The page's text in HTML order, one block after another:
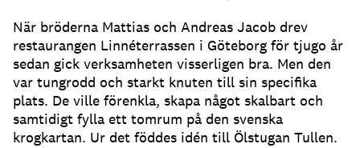
När bröderna Mattias och Andreas Jacob drev
restaurangen Linnéterrassen i Göteborg för tjugo år
sedan gick verksamheten visserligen bra. Men den
var tungrodd och starkt knuten till sin specifika
plats. De ville förenkla, skapa något skalbart och
samtidigt fylla ett tomrum på den svenska
krogkartan. Ur det föddes idén till Ölstugan Tullen.